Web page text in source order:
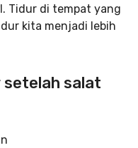
Tidur di tempat yang
kita menjadi lebih
setelah salat